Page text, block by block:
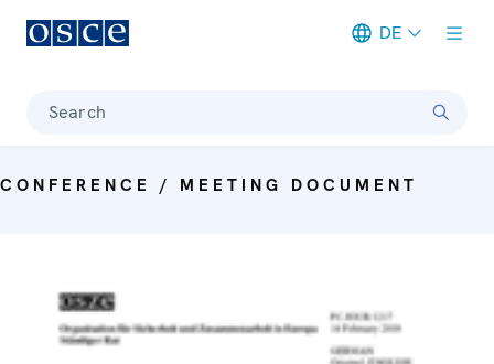
DE
Search
CONFERENCE / MEETING DOCUMENT